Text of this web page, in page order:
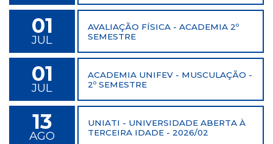
01
JUL
AVALIAÇÃO FÍSICA - ACADEMIA 2º
SEMESTRE
01
JUL
ACADEMIA UNIFEV - MUSCULAÇÃO -
2º SEMESTRE
13
AGO
UNIATI - UNIVERSIDADE ABERTA À
TERCEIRA IDADE - 2026/02